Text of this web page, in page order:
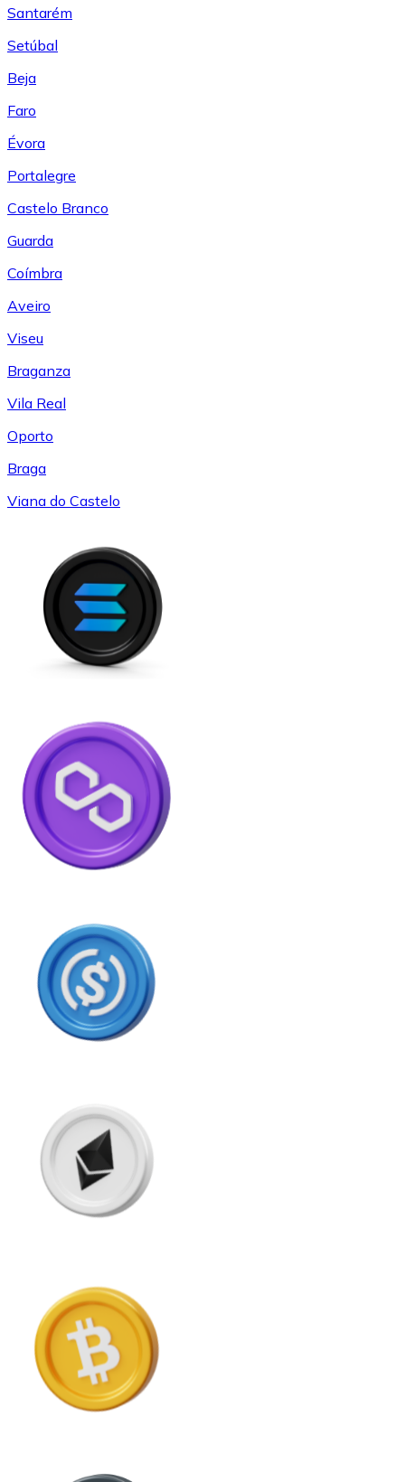
Santarém
Setúbal
Beja
Faro
Évora
Portalegre
Castelo Branco
Guarda
Coímbra
Aveiro
Viseu
Braganza
Vila Real
Oporto
Braga
Viana do Castelo